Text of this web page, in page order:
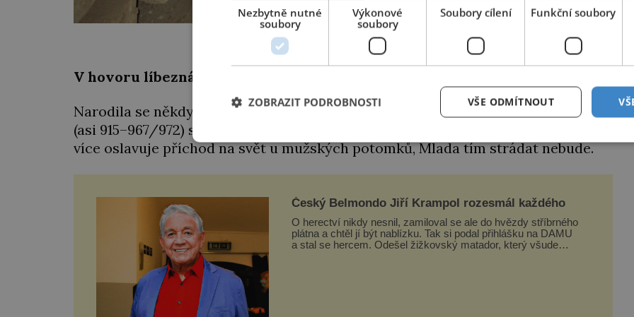
Provedení hrobu odkazuje k významu jeho majitele.
V hovoru líbezná
Narodila se někdy v letech 930–935 doslova do zlaté kolébky. Její otec Boleslav
(asi 915–967/972) se zakrátko stane českým knížetem. A i když se tehdy mnohem
více oslavuje příchod na svět u mužských potomků, Mlada tím strádat nebude.
Český Belmondo Jiří Krampol rozesmál každého
O herectví nikdy nesnil, zamiloval se ale do hvězdy stříbrného
plátna a chtěl jí být nablízku. Tak si podal přihlášku na DAMU
a stal se hercem. Odešel žižkovský matador, který všude
Nezbytně nutné
soubory
Výkonové
soubory
Soubory cílení Funkční soubory
VŠE ODMÍTNOUT
ZOBRAZIT PODROBNOSTI